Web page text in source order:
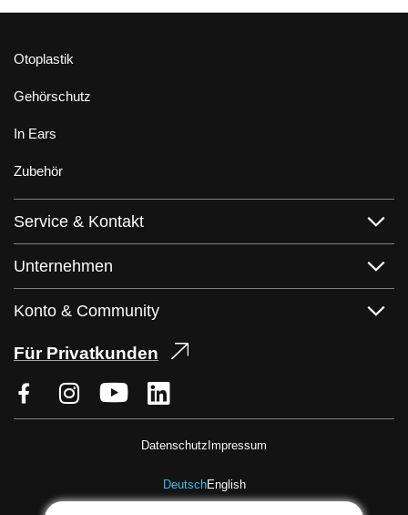
Otoplastik
Gehörschutz
In Ears
Zubehör
Service & Kontakt
Unternehmen
Konto & Community
Für Privatkunden
DeutschEnglish
Datenschutz Impressum